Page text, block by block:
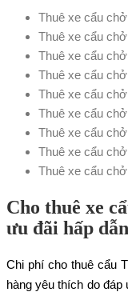
Thuê xe cẩu
Thuê xe cẩu
Thuê xe cẩu
Thuê xe cẩu
Thuê xe cẩu
Thuê xe cẩu
Thuê xe cẩu
Thuê xe cẩu
Thuê xe cẩu
Cho thuê xe
ưu đãi hấp dẫn
Chi phí cho thuê cẩu
hàng yêu thích do